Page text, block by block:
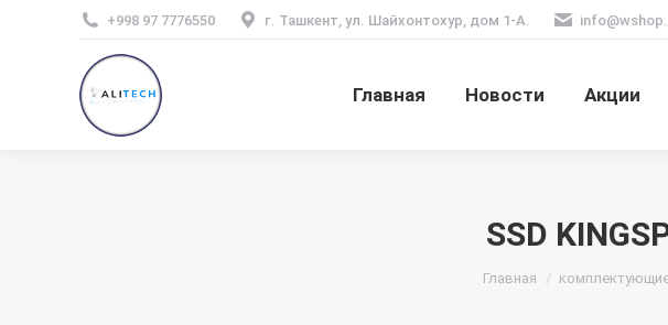
+998 97 7776550 г. Ташкент, ул. Шайхонтохур, дом 1-А.
Главная Новости Акции
SSD
Вы здесь:
Главная